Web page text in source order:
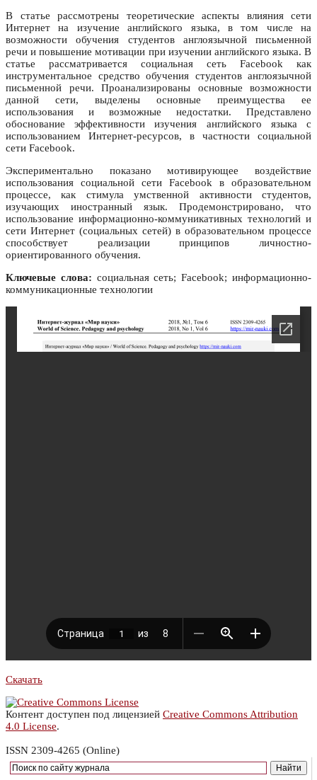
В статье рассмотрены теоретические аспекты влияния сети
Интернет на изучение английского языка, в том числе на
возможности обучения студентов англоязычной письменной
речи и повышение мотивации при изучении английского языка. В
статье рассматривается социальная сеть Facebook как
инструментальное средство обучения студентов англоязычной
письменной речи. Проанализированы основные возможности
данной сети, выделены основные преимущества ее
использования и возможные недостатки. Представлено
обоснование эффективности изучения английского языка с
использованием Интернет-ресурсов, в частности социальной
сети Facebook.
Экспериментально показано мотивирующее воздействие
использования социальной сети Facebook в образовательном
процессе, как стимула умственной активности студентов,
изучающих иностранный язык. Продемонстрировано, что
использование информационно-коммуникативных технологий и
сети Интернет (социальных сетей) в образовательном процессе
способствует реализации принципов личностно-
ориентированного обучения.
Ключевые слова: социальная сеть; Facebook; информационно-
коммуникационные технологии
Скачать
Контент доступен под лицензией Creative Commons Attribution
4.0 License.
ISSN 2309-4265 (Online)